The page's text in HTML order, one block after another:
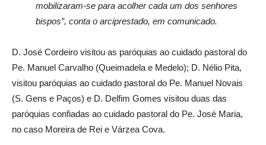
mobilizaram-se para acolher cada um dos senhores
bispos”, conta o arciprestado, em comunicado.
D. José Cordeiro visitou as paróquias ao cuidado pastoral do
Pe. Manuel Carvalho (Queimadela e Medelo); D. Nélio Pita,
visitou paróquias ao cuidado pastoral do Pe. Manuel Novais
(S. Gens e Paços) e D. Delfim Gomes visitou duas das
paróquias confiadas ao cuidado pastoral do Pe. José Maria,
no caso Moreira de Rei e Várzea Cova.